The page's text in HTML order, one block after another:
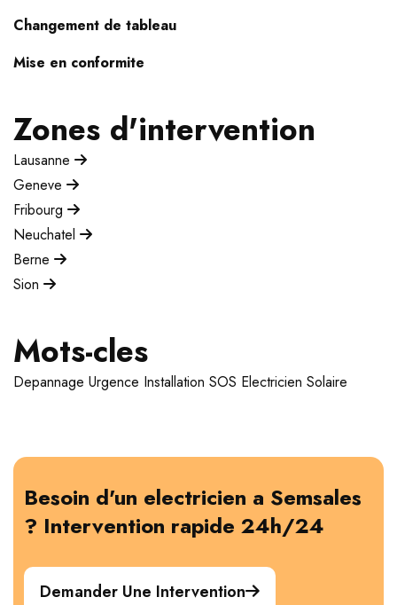
Changement de tableau
Mise en conformite
Zones d'intervention
Lausanne
Geneve
Fribourg
Neuchatel
Berne
Sion
Mots-cles
Depannage Urgence Installation SOS Electricien Solaire
Besoin d'un electricien a Semsales
? Intervention rapide 24h/24
Demander Une Intervention